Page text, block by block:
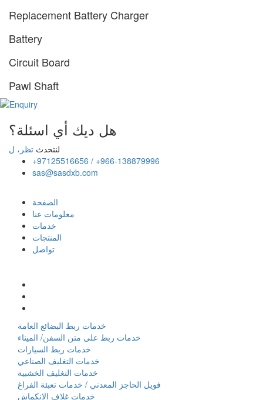
Replacement Battery Charger
Battery
Circuit Board
Pawl Shaft
هل ديك أي اسئلة؟
لنتحدث تظر، ل
+97125516656 / +966-138879996
sas@sasdxb.com
الصفحة
معلومات عنا
خدمات
المنتجات
تواصل
خدمات ربط البضائع العامة
خدمات ربط على متن السفن/ الميناء
خدمات ربط السيارات
خدمات التغليف الصناعي
خدمات التغليف الخشبية
فويل الحاجز المعدني / خدمات تعبئة الفراغ
خدمات غلاف الانكماش